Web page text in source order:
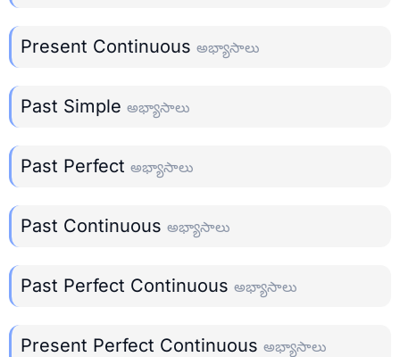
Present Continuous అభ్యాసాలు
Past Simple అభ్యాసాలు
Past Perfect అభ్యాసాలు
Past Continuous అభ్యాసాలు
Past Perfect Continuous అభ్యాసాలు
Present Perfect Continuous అభ్యాసాలు